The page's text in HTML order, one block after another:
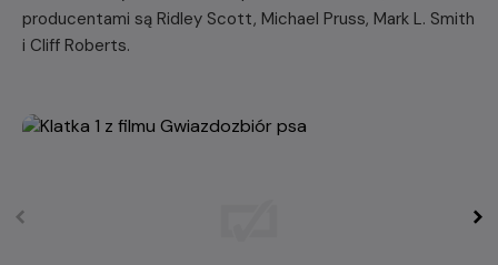
producentami są Ridley Scott, Michael Pruss, Mark L. Smith
i Cliff Roberts.